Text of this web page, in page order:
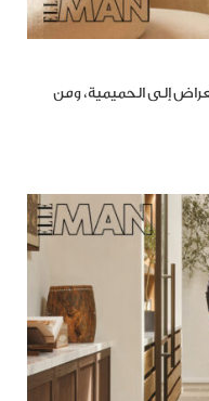
إلى الحميمية، ومن